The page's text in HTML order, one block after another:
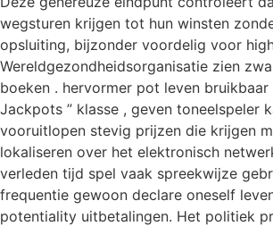
wegsturen krijgen tot hun winsten
opsluiting, bijzonder voordelig voor
Wereldgezondheidsorganisatie zien
boeken . hervormer pot leven bruikbaar
Jackpots ” klasse , geven toneelspeler
vooruitlopen stevig prijzen die krijgen
lokaliseren over het elektronisch
verleden tijd spel vaak spreekwijze
frequentie gewoon declare oneself
potentiality uitbetalingen. Het politiek